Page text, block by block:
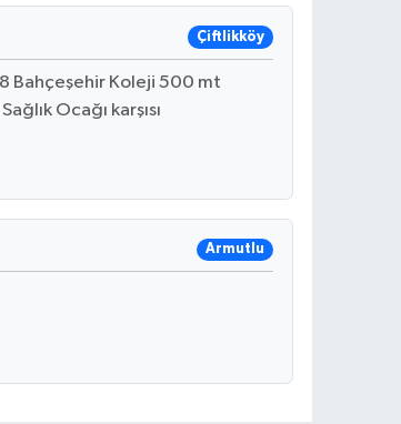
Çiftlikköy
Bahçeşehir Koleji 500 mt
Ocağı karşısı
Armutlu